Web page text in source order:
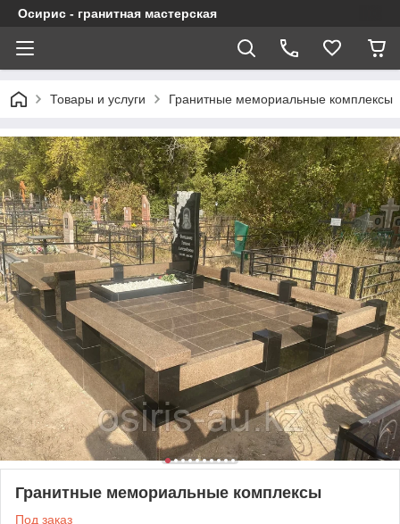
Осирис - гранитная мастерская
Товары и услуги Гранитные мемориальные комплексы
Гранитные мемориальные комплексы
Под заказ